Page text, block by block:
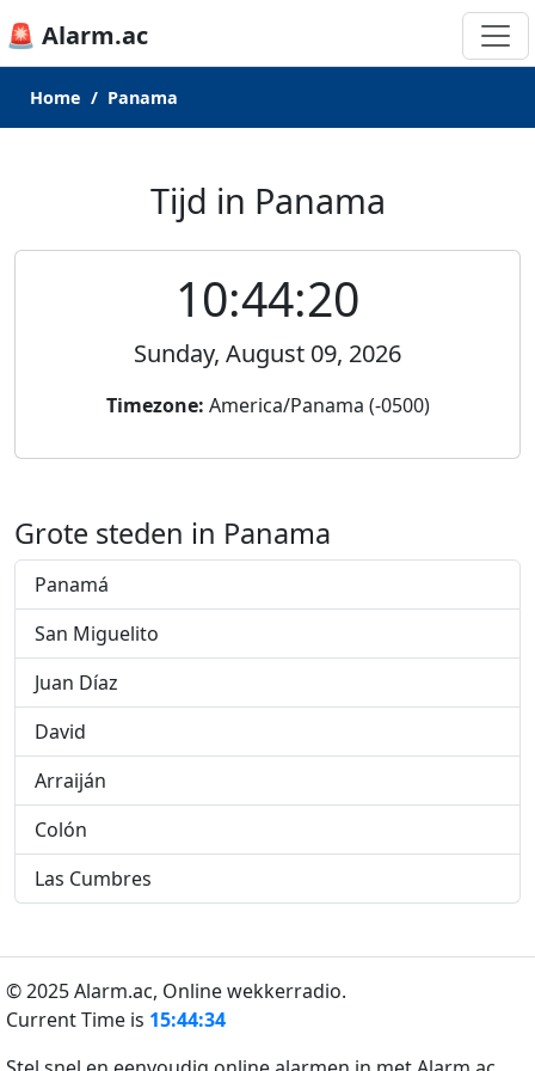
🚨 Alarm.ac
Home Panama
Tijd in Panama
10:44:20
Sunday, August 09, 2026
Timezone: America/Panama (-0500)
Grote steden in Panama
Panamá
San Miguelito
Juan Díaz
David
Arraiján
Colón
Las Cumbres
© 2025 Alarm.ac, Online wekkerradio.
Current Time is 15:44:34